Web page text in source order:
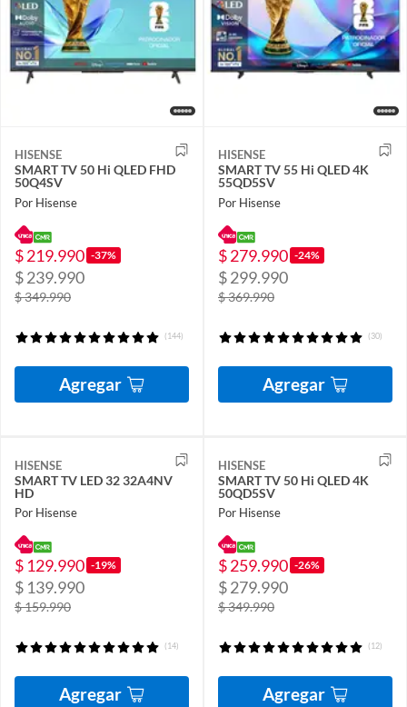
HISENSE
SMART TV 50 Hi QLED FHD
50Q4SV
Por Hisense
$ 219.990 -37%
$ 239.990
$ 349.990
(144)
Agregar
HISENSE
SMART TV 55 Hi QLED 4K
55QD5SV
Por Hisense
$ 279.990 -24%
$ 299.990
$ 369.990
(30)
Agregar
HISENSE
SMART TV LED 32 32A4NV
HD
Por Hisense
$ 129.990 -19%
$ 139.990
$ 159.990
(14)
Agregar
HISENSE
SMART TV 50 Hi QLED 4K
50QD5SV
Por Hisense
$ 259.990 -26%
$ 279.990
$ 349.990
(12)
Agregar